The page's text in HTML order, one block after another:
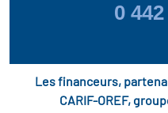
0
Les financeurs,
CARIF-OREF,